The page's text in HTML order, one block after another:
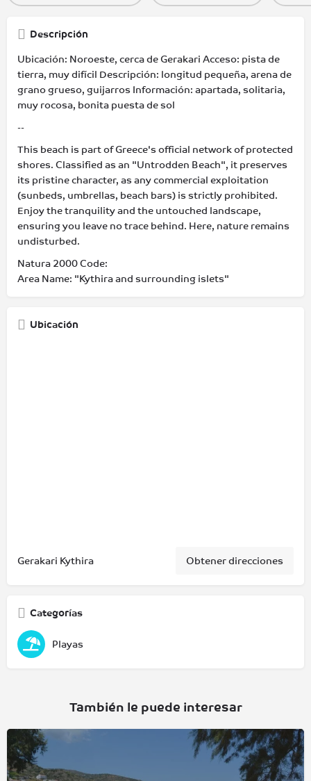
Descripción
Ubicación: Noroeste, cerca de Gerakari Acceso: pista de
tierra, muy difícil Descripción: longitud pequeña, arena de
grano grueso, guijarros Información: apartada, solitaria,
muy rocosa, bonita puesta de sol
--
This beach is part of Greece's official network of protected
shores. Classified as an "Untrodden Beach", it preserves
its pristine character, as any commercial exploitation
(sunbeds, umbrellas, beach bars) is strictly prohibited.
Enjoy the tranquility and the untouched landscape,
ensuring you leave no trace behind. Here, nature remains
undisturbed.
Natura 2000 Code:
Area Name: "Kythira and surrounding islets"
Ubicación
Gerakari Kythira Obtener direcciones
Categorías
Playas
También le puede interesar